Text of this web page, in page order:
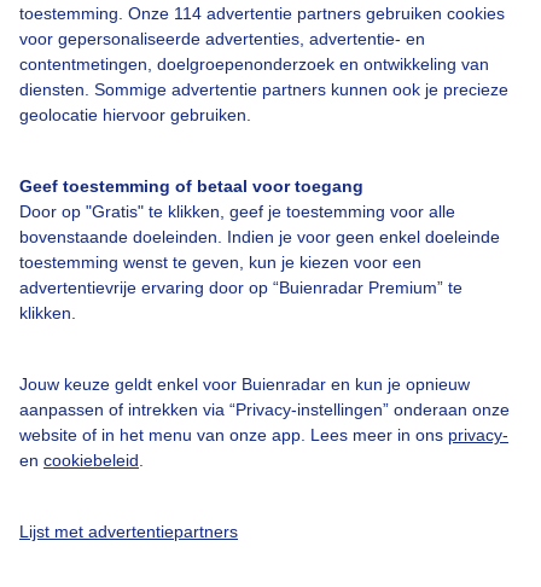
toestemming. Onze 114 advertentie partners gebruiken cookies
voor gepersonaliseerde advertenties, advertentie- en
contentmetingen, doelgroepenonderzoek en ontwikkeling van
diensten. Sommige advertentie partners kunnen ook je precieze
geolocatie hiervoor gebruiken.
Geef toestemming of betaal voor toegang
Door op "Gratis" te klikken, geef je toestemming voor alle
bovenstaande doeleinden. Indien je voor geen enkel doeleinde
toestemming wenst te geven, kun je kiezen voor een
advertentievrije ervaring door op “Buienradar Premium” te
klikken.
Jouw keuze geldt enkel voor Buienradar en kun je opnieuw
aanpassen of intrekken via “Privacy-instellingen” onderaan onze
website of in het menu van onze app. Lees meer in ons privacy-
en cookiebeleid
Lijst met advertentiepartners
Over Buienradar
Contact
Toegankelijkheid
Gebruikersvoorwaarden
Buienradar Team
Privacy beleid
Cookie beleid
Gratis weerdata